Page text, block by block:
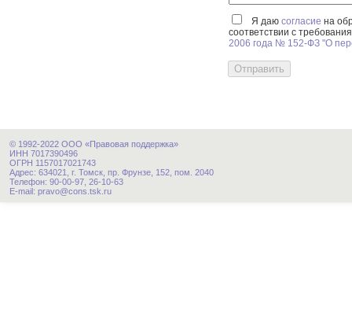
Я даю согласие на
соответствии с
2006 года № 152-ФЗ "О
© 1992-2022 ООО «Правовая поддержка»
ИНН 7017390496
ОГРН 1157017021743
Адрес: 634021, г. Томск, пр. Фрунзе, 152, пом. 2040
Телефон: 90-00-97, 26-10-63
E-mail: pravo@cons.tsk.ru